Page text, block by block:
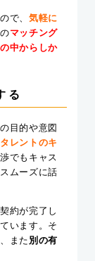
で、 気軽に
マッチング
中からしか
る
目的や意図
レントのキ
でもキャス
ムーズに話
約が完了し
います。そ
また 別の有